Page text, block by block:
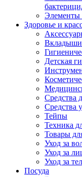
Элементы
Здоровье и
Детская
Средства
Средства
Тейпы
Техника
Товары
Уход за
Уход за
Уход за
Посуда